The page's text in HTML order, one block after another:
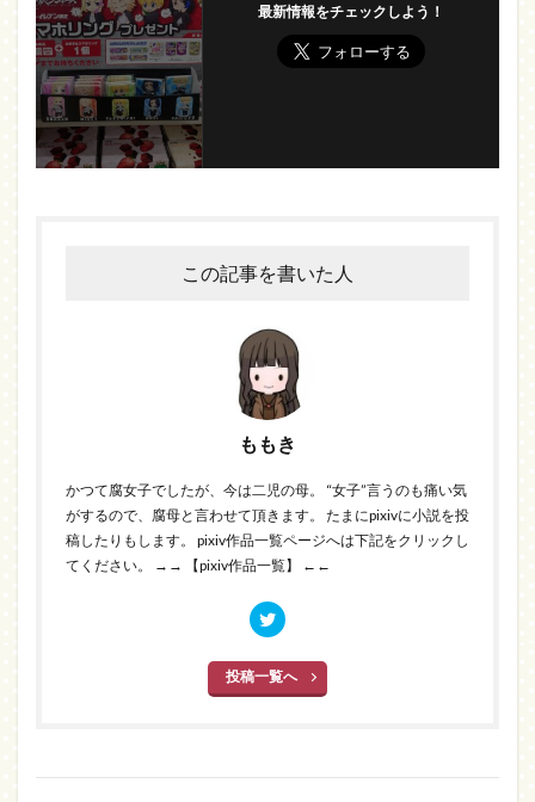
最新情報をチェックしよう！
この記事を書いた人
ももき
かつて腐女子でしたが、今は二児の母。 “女子”言うのも痛い気
がするので、腐母と言わせて頂きます。 たまにpixivに小説を投
稿したりもします。 pixiv作品一覧ページへは下記をクリックし
てください。
→→ 【pixiv作品一覧】 ←←
投稿一覧へ